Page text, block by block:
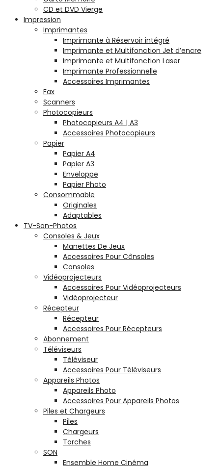
CD et DVD Vierge
Impression
Imprimantes
Imprimante à Réservoir intégré
Imprimante et Multifonction Jet d’encre
Imprimante et Multifonction Laser
Imprimante Professionnelle
Accessoires Imprimantes
Fax
Scanners
Photocopieurs
Photocopieurs A4 | A3
Accessoires Photocopieurs
Papier
Papier A4
Papier A3
Enveloppe
Papier Photo
Consommable
Originales
Adaptables
TV-Son-Photos
Consoles & Jeux
Manettes De Jeux
Accessoires Pour Cônsoles
Consoles
Vidéoprojecteurs
Accessoires Pour Vidéoprojecteurs
Vidéoprojecteur
Récepteur
Récepteur
Accessoires Pour Récepteurs
Abonnement
Téléviseurs
Téléviseur
Accessoires Pour Téléviseurs
Appareils Photos
Appareils Photo
Accessoires Pour Appareils Photos
Piles et Chargeurs
Piles
Chargeurs
Torches
SON
Ensemble Home Cinéma